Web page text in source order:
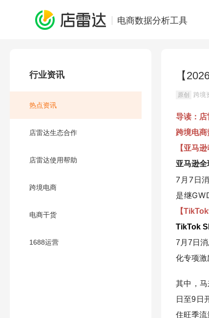
电商数据分析工具
行业资讯
热点资讯
店雷达生态合作
店雷达使用帮助
跨境电商
电商干货
1688运营
【
原创 跨境
导读：店
跨境电
【亚马逊
亚马逊
7月7日
是继
【TikTok
TikTok
7月7日
化专项激
其中，马
日至9日
住旺季流